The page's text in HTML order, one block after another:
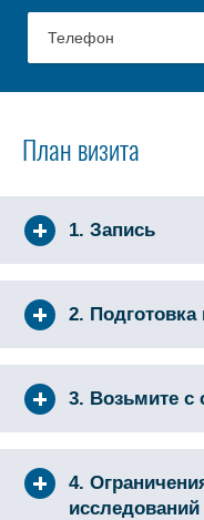
План визита
1. Запись
2.
3. Возьмите с
4.